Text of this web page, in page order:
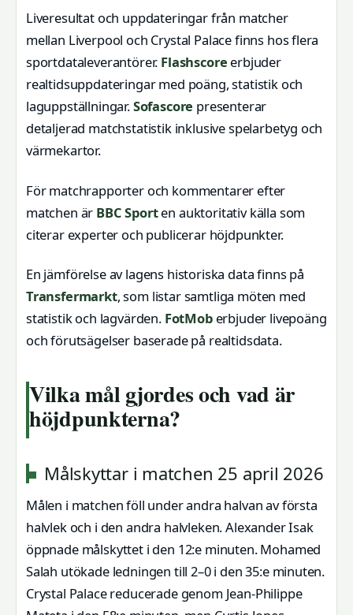
Liveresultat och uppdateringar från matcher
mellan Liverpool och Crystal Palace finns hos flera
sportdataleverantörer. Flashscore erbjuder
realtidsuppdateringar med poäng, statistik och
laguppställningar.Sofascore presenterar
detaljerad matchstatistik inklusive spelarbetyg och
värmekartor.
För matchrapporter och kommentarer efter
matchen är BBC Sporten auktoritativ källa som
citerar experter och publicerar höjdpunkter.
En jämförelse av lagens historiska data finns på
Transfermarkt, som listar samtliga möten med
statistik och lagvärden. FotMoberbjuder livepoäng
och förutsägelser baserade på realtidsdata.
Vilka mål gjordes och vad är
höjdpunkterna?
Målskyttar i matchen 25 april 2026
Målen i matchen föll under andra halvan av första
halvlek och i den andra halvleken. Alexander Isak
öppnade målskyttet i den 12:e minuten. Mohamed
Salah utökade ledningen till 2–0 i den 35:e minuten.
Crystal Palace reducerade genom Jean-Philippe